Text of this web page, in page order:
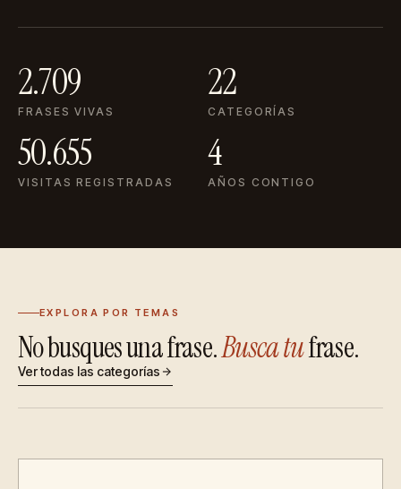
2.709
FRASES VIVAS
22
CATEGORÍAS
50.655
VISITAS REGISTRADAS
4
AÑOS CONTIGO
EXPLORA POR TEMAS
No busques una frase.Busca tufrase.
Ver todas las categorías